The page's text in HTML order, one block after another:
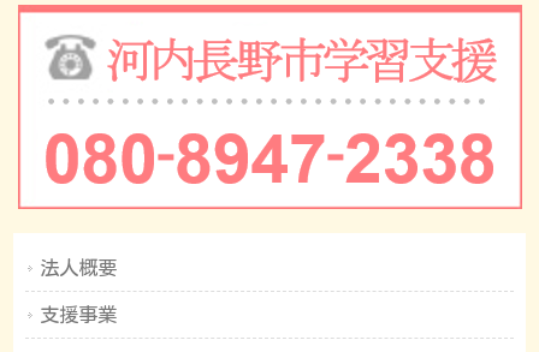
法人概要
支援事業